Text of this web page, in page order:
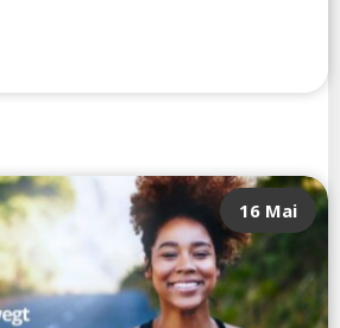
16 Mai